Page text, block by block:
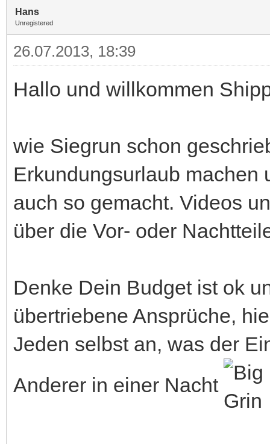
Hans
Unregistered
26.07.2013, 18:39
Hallo und willkommen
wie Siegrun schon
Erkundungsurlaub machen
auch so gemacht. Videos
über die Vor- oder
Denke Dein Budget ist ok
übertriebene Ansprüche,
Jeden selbst an, was der
Anderer in einer Nacht